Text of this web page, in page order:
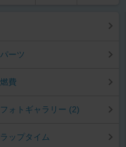
パーツ
燃費
フォトギャラリー (2)
ラップタイム